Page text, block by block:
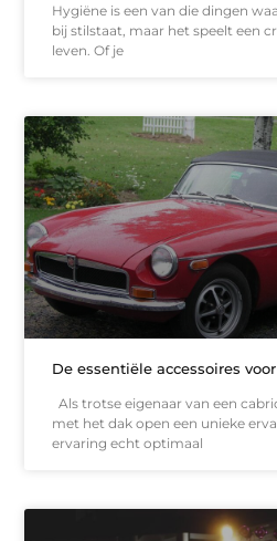
Hygiëne is een van die dingen
bij stilstaat, maar het speelt een
leven. Of je
De essentiële accessoires
Als trotse eigenaar van een
met het dak open een unieke
ervaring echt optimaal